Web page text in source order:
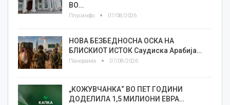
ВО…
Плусинфо 07/08/2026
НОВА БЕЗБЕДНОСНА ОСКА НА
БЛИСКИОТ ИСТОК Саудиска Арабија…
Панорама 07/08/2026
„КОЖУВЧАНКА“ ВО ПЕТ ГОДИНИ
ДОДЕЛИЛА 1,5 МИЛИОНИ ЕВРА…